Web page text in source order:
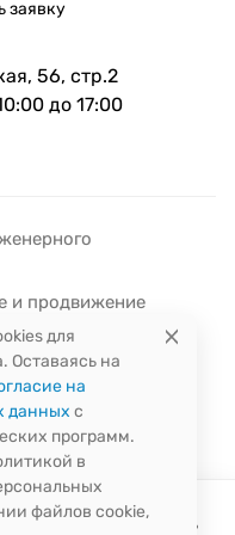
заявку
56, стр.2
до 17:00
и продвижение
для
Оставаясь на
на
данных с
программ.
в
файлов cookie,